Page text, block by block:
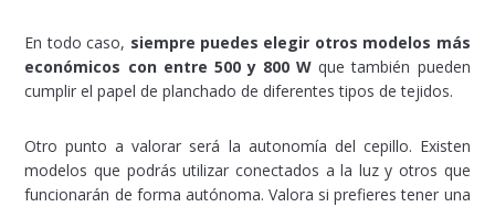
En todo caso, siempre puedes elegir otros modelos más
económicos con entre 500 y 800 Wque también pueden
cumplir el papel de planchado de diferentes tipos de tejidos.
Otro punto a valorar será la autonomía del cepillo. Existen
modelos que podrás utilizar conectados a la luz y otros que
funcionarán de forma autónoma. Valora si prefieres tener una